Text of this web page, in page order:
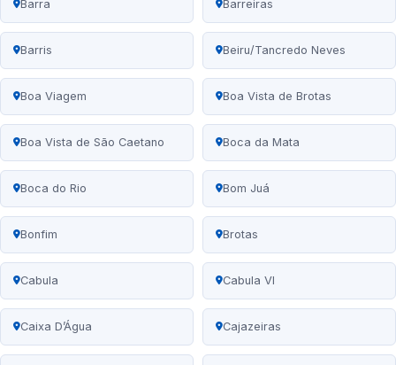
Barra Barreiras
Barris Beiru/Tancredo Neves
Boa Viagem Boa Vista de Brotas
Boa Vista de São Caetano Boca da Mata
Boca do Rio Bom Juá
Bonfim Brotas
Cabula Cabula VI
Caixa D’Água Cajazeiras